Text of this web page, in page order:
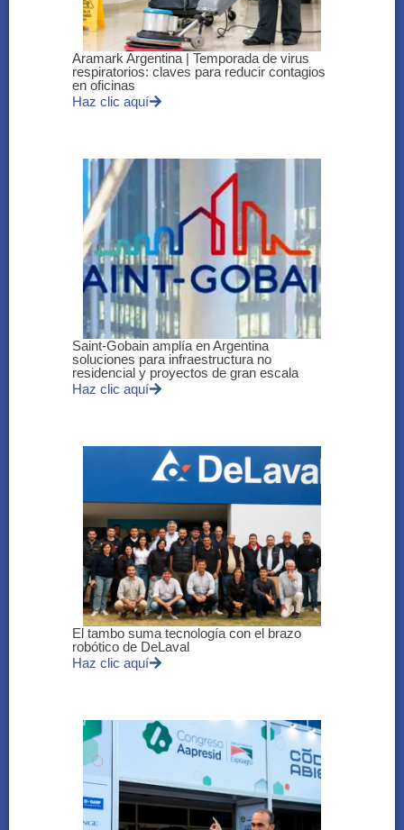
Aramark Argentina | Temporada de virus
respiratorios: claves para reducir contagios
en oficinas
Haz clic aquí
Saint-Gobain amplía en Argentina
soluciones para infraestructura no
residencial y proyectos de gran escala
Haz clic aquí
El tambo suma tecnología con el brazo
robótico de DeLaval
Haz clic aquí